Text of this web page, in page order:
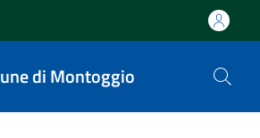
di Montoggio